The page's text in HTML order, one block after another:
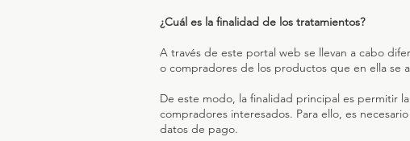
¿Cuál es la finalidad de los tratamientos?
A través de este portal web se llevan a cabo
o compradores de los productos que en ella se
De este modo, la finalidad principal es permitir
compradores interesados. Para ello, es
datos de pago.